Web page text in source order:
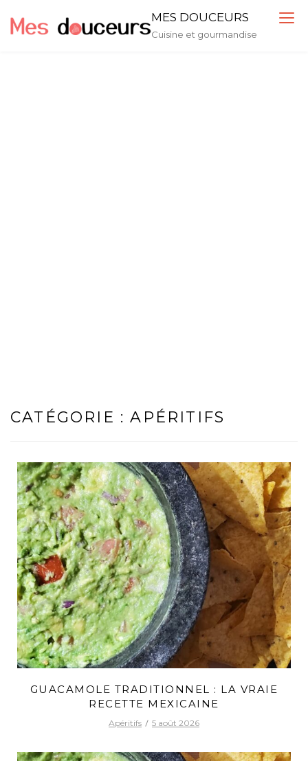
MES DOUCEURS
Cuisine et gourmandise
CATÉGORIE :APÉRITIFS
GUACAMOLE TRADITIONNEL : LA VRAIE
RECETTE MEXICAINE
Apéritifs 5 août 2026